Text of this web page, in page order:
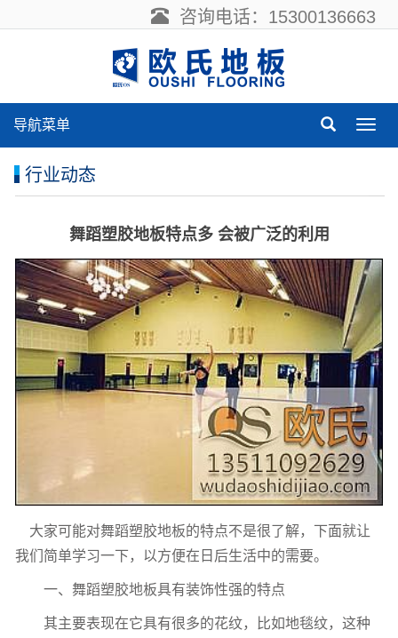
咨询电话：15300136663
导
导航菜单
行业动态
舞蹈塑胶地板特点多 会被广泛的利用
大家可能对舞蹈塑胶地板的特点不是很了解，下面就让
我们简单学习一下，以方便在 日后生活中的需要。
一、 舞蹈塑胶地板具有装饰性强的特点
其主要表现在它具有很多的花纹，比如地毯纹，这种